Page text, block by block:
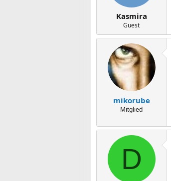
Kasmira
Guest
mikorube
Mitglied
D